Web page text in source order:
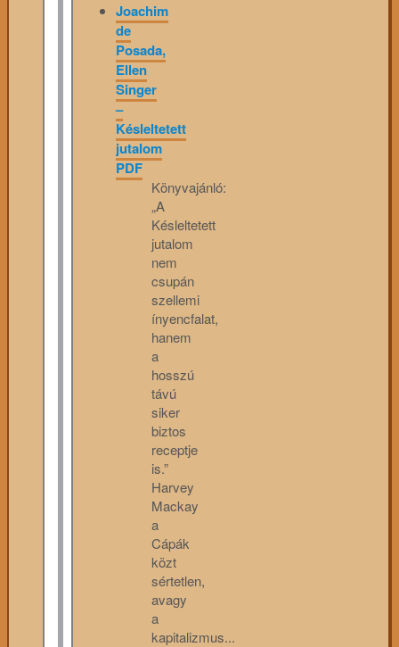
Joachim
de
Posada,
Ellen
Singer
–
Késleltetett
jutalom
PDF
Könyvajánló:
„A
Késleltetett
jutalom
nem
csupán
szellemi
ínyencfalat,
hanem
a
hosszú
távú
siker
biztos
receptje
is.”
Harvey
Mackay
a
Cápák
közt
sértetlen,
avagy
a
kapitalizmus...